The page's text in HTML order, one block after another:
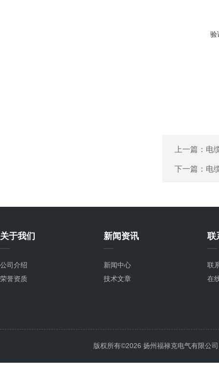
验
上一篇： 电
下一篇： 电
关于我们
公司介绍
荣誉资质
新闻资讯
新闻中心
技术文章
联
联
在
版权所有©2026 扬州福禄克电气有限公